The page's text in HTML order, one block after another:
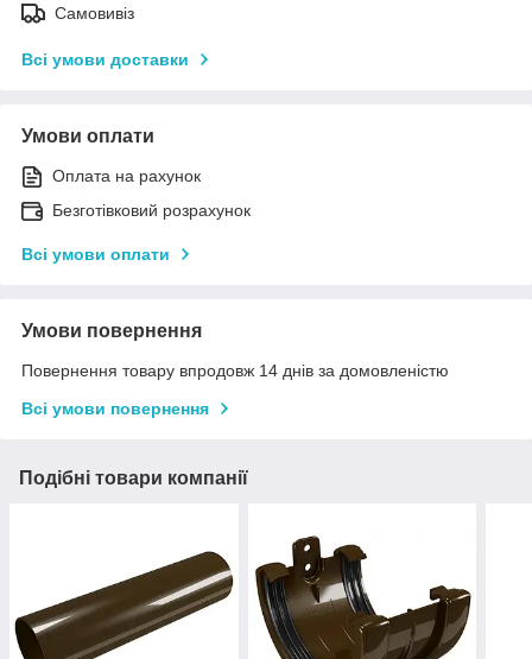
Самовивіз
Всі умови доставки
Умови оплати
Оплата на рахунок
Безготівковий розрахунок
Всі умови оплати
Умови повернення
Повернення товару впродовж 14 днів за домовленістю
Всі умови повернення
Подібні товари компанії